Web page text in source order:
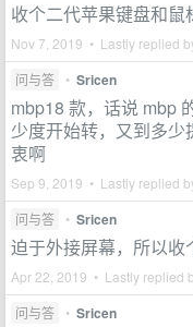
收个二代苹果键盘和鼠
Nov 7, 2019 • Lastly replied
问与答 • Sricen
mbp18 款，话说 mbp
少度开始转，又到多
衷啊
Sep 9, 2019 • Lastly replied
问与答 • Sricen
迫于外接屏幕，所以收
Apr 22, 2019 • Lastly replied
问与答 • Sricen